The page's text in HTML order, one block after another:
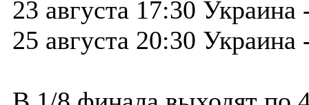
23 августа 17:30
25 августа 20:30